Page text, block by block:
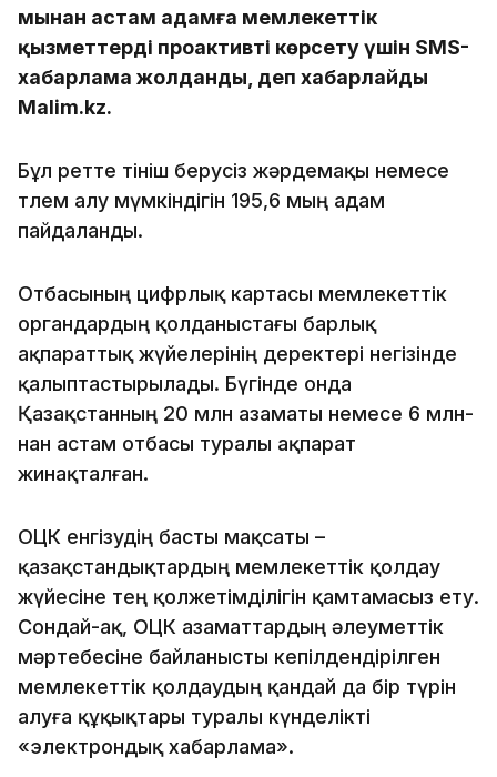
мыңнан астам адамға мемлекеттік
қызметтерді проактивті көрсету үшін SMS-
хабарлама жолданды, деп хабарлайды
Malim.kz.
Бұл ретте өтініш берусіз жәрдемақы немесе
төлем алу мүмкіндігін 195,6 мың адам
пайдаланды.
Отбасының цифрлық картасы мемлекеттік
органдардың қолданыстағы барлық
ақпараттық жүйелерінің деректері негізінде
қалыптастырылады. Бүгінде онда
Қазақстанның 20 млн азаматы немесе 6 млн-
нан астам отбасы туралы ақпарат
жинақталған.
ОЦК енгізудің басты мақсаты –
қазақстандықтардың мемлекеттік қолдау
жүйесіне тең қолжетімділігін қамтамасыз ету.
Сондай-ақ, ОЦК азаматтардың әлеуметтік
мәртебесіне байланысты кепілдендірілген
мемлекеттік қолдаудың қандай да бір түрін
алуға құқықтары туралы күнделікті
«электрондық хабарлама».